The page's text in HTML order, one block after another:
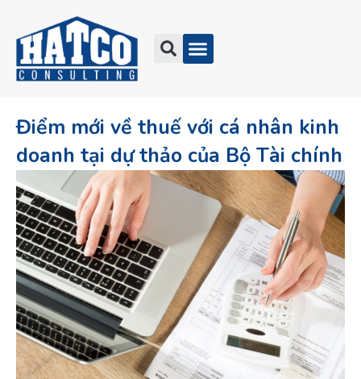
Điểm mới về thuế với cá nhân kinh
doanh tại dự thảo của Bộ Tài chính